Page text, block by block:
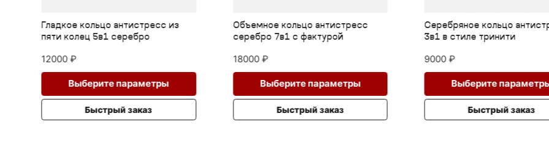
несколько
Объемное кольцо антистресс
серебро 7в1 с фактурой
18000₽
Выберите параметры
несколько
Быстрый заказ
Серебряное кольцо антистресс
3в1 в стиле тринити
9000₽
Выберите параметры
несколько
Быстрый заказ
Двухсторонний крупный
с ракушками серебро
19000
Выберите
Быстрый заказ